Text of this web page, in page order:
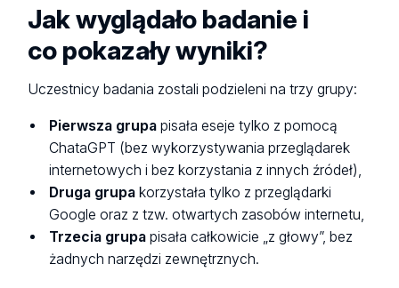
Jak wyglądało badanie i
co pokazały wyniki?
Uczestnicy badania zostali podzieleni na trzy grupy:
Pierwsza grupa pisała eseje tylko z pomocą
ChataGPT (bez wykorzystywania przeglądarek
internetowych i bez korzystania z innych źródeł),
Druga grupa korzystała tylko z przeglądarki
Google oraz z tzw. otwartych zasobów internetu,
Trzecia grupa pisała całkowicie „z głowy”, bez
żadnych narzędzi zewnętrznych.